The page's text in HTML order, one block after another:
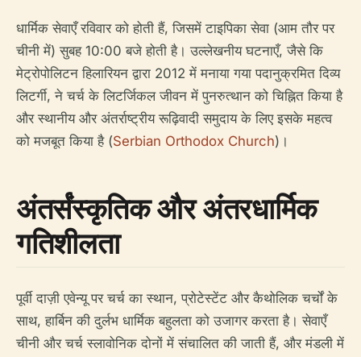
धार्मिक सेवाएँ रविवार को होती हैं, जिसमें टाइपिका सेवा (आम तौर पर
चीनी में) सुबह 10:00 बजे होती है। उल्लेखनीय घटनाएँ, जैसे कि
मेट्रोपोलिटन हिलारियन द्वारा 2012 में मनाया गया पदानुक्रमित दिव्य
लिटर्गी, ने चर्च के लिटर्जिकल जीवन में पुनरुत्थान को चिह्नित किया है
और स्थानीय और अंतर्राष्ट्रीय रूढ़िवादी समुदाय के लिए इसके महत्व
को मजबूत किया है (Serbian Orthodox Church)।
अंतर्संस्कृतिक और अंतरधार्मिक
गतिशीलता
पूर्वी दाज़ी एवेन्यू पर चर्च का स्थान, प्रोटेस्टेंट और कैथोलिक चर्चों के
साथ, हार्बिन की दुर्लभ धार्मिक बहुलता को उजागर करता है। सेवाएँ
चीनी और चर्च स्लावोनिक दोनों में संचालित की जाती हैं, और मंडली में